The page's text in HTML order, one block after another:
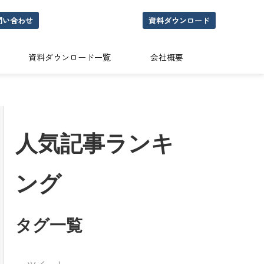
い合わせ 資料ダウンロード
資料ダウンロード一覧 会社概要
人気記事ランキ
ング
タグ一覧